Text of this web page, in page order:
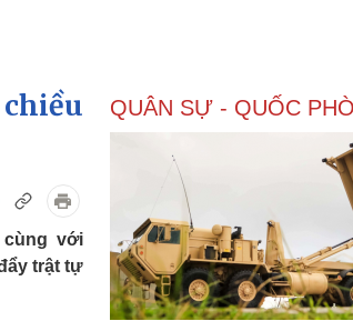
Chứng khoán
Doanh nghiệp
Thông tin doanh nghiệp
Doanh nghiệp 24h
Doanh nhân
Vì cộng đồng
Sành điệu
Tin Công
Trải nghiệm
Chuyển đổi
cùng với
trật tự
QUÂN SỰ - QUỐC